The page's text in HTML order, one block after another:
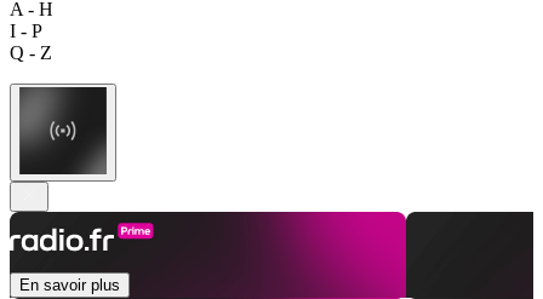
A - H
I - P
Q - Z
En savoir plus